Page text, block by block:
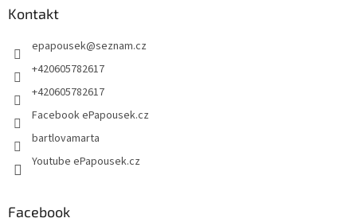
Kontakt
epapousek@seznam.cz
+420605782617
+420605782617
Facebook ePapousek.cz
bartlovamarta
Youtube ePapousek.cz
Facebook